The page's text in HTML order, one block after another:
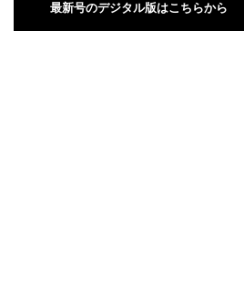
最新号のデジタル版はこちらから